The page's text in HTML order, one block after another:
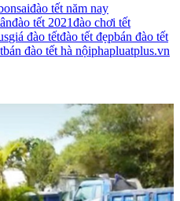
đào tết năm nay
đào tết 2021đào chơi tết
giá đào tếtđào tết đẹpbán đào tết
bán đào tết hà nộiphapluatplus.vn